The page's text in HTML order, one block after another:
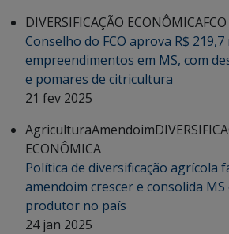
DIVERSIFICAÇÃO ECONÔMICAFCO
Conselho do FCO aprova R$
empreendimentos em MS, com
e pomares de citricultura
21 fev 2025
AgriculturaAmendoim
ECONÔMICA
Política de diversificação agrícola
amendoim crescer e consolida
produtor no país
24 jan 2025